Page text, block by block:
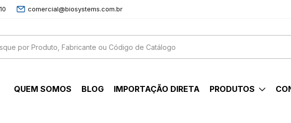
comercial@biosystems.com.br
QUEM SOMOS BLOG IMPORTAÇÃO DIRETA PRODUTOS